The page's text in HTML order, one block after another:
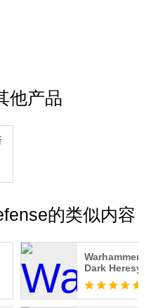
他产品
的类似内容
Warhammer
Dark Heresy